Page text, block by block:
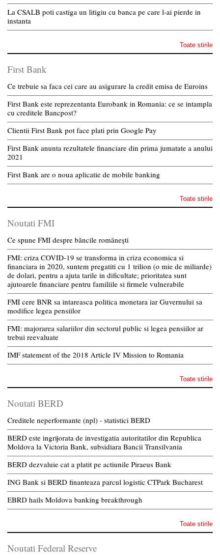
La CSALB poti castiga un litigiu cu banca pe care l-ai pierde in
instanta
Toate stirile
First Bank
Ce trebuie sa faca cei care au asigurare la credit emisa de Euroins
First Bank este reprezentanta Eurobank in Romania: ce se intampla
cu creditele Bancpost?
Clientii First Bank pot face plati prin Google Pay
First Bank anunta rezultatele financiare din prima jumatate a anului
2021
First Bank are o noua aplicatie de mobile banking
Toate stirile
Noutati FMI
Ce spune FMI despre băncile românești
FMI: criza COVID-19 se transforma in criza economica si
financiara in 2020, suntem pregatiti cu 1 trilion (o mie de miliarde)
de dolari, pentru a ajuta tarile in dificultate; prioritatea sunt
ajutoarele financiare pentru familiile si firmele vulnerabile
FMI cere BNR sa intareasca politica monetara iar Guvernului sa
modifice legea pensiilor
FMI: majorarea salariilor din sectorul public si legea pensiilor ar
trebui reevaluate
IMF statement of the 2018 Article IV Mission to Romania
Toate stirile
Noutati BERD
Creditele neperformante (npl) - statistici BERD
BERD este ingrijorata de investigatia autoritatilor din Republica
Moldova la Victoria Bank, subsidiara Bancii Transilvania
BERD dezvaluie cat a platit pe actiunile Piraeus Bank
ING Bank si BERD finanteaza parcul logistic CTPark Bucharest
EBRD hails Moldova banking breakthrough
Toate stirile
Noutati Federal Reserve